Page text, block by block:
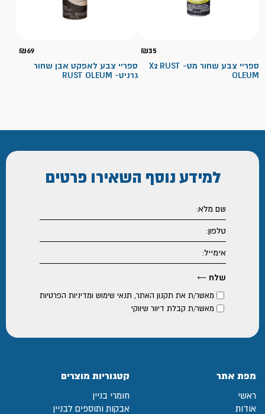
₪35
ספריי צבע שחור מט- X2 RUST
OLEUM
₪69
ספריי צבע לאפקט אבן שחור
גרניט- RUST OLEUM
למידע נוסף השאירו פרטים
מאשר/ת את תקנון האתר, תנאי שימוש ומדיניות הפרטיות
מאשר/ת קבלת דיוור שיווקי
מפת אתר
ראשי
אודות
קטגוריות מוצרים
חומרי בניין
אבקות ותוספים לבניין